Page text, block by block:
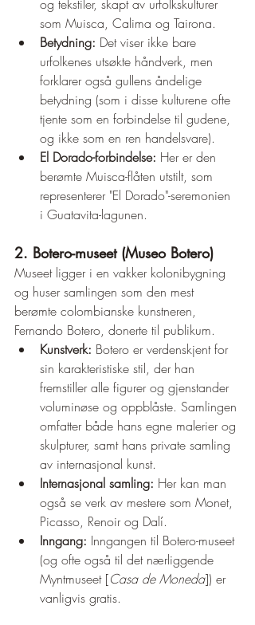
og tekstiler, skapt av urfolkskulturer
som Muisca, Calima og Tairona.
Betydning: Det viser ikke bare
urfolkenes utsøkte håndverk, men
forklarer også gullens åndelige
betydning (som i disse kulturene ofte
tjente som en forbindelse til gudene,
og ikke som en ren handelsvare).
El Dorado-forbindelse: Her er den
berømte Muisca-flåten utstilt, som
representerer "El Dorado"-seremonien
i Guatavita-lagunen.
2. Botero-museet (Museo Botero)
Museet ligger i en vakker kolonibygning
og huser samlingen som den mest
berømte colombianske kunstneren,
Fernando Botero, donerte til publikum.
Kunstverk: Botero er verdenskjent for
sin karakteristiske stil, der han
fremstiller alle figurer og gjenstander
voluminøse og oppblåste. Samlingen
omfatter både hans egne malerier og
skulpturer, samt hans private samling
av internasjonal kunst.
Internasjonal samling: Her kan man
også se verk av mestere som Monet,
Picasso, Renoir og Dalí.
Inngang: Inngangen til Botero-museet
(og ofte også til det nærliggende
Myntmuseet [Casa de Moneda]) er
vanligvis gratis.